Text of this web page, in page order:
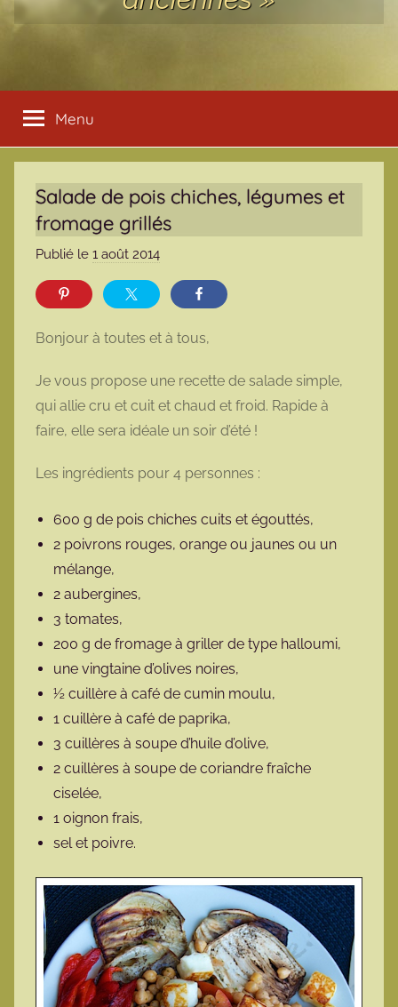
Menu
Salade de pois chiches, légumes et
fromage grillés
Publié le 1 août 2014
a
o
t
Bonjour à toutes et à tous,
Je vous propose une recette de salade simple,
qui allie cru et cuit et chaud et froid. Rapide à
faire, elle sera idéale un soir d’été !
Les ingrédients pour 4 personnes :
600 g de pois chiches cuits et égouttés,
2 poivrons rouges, orange ou jaunes ou un
mélange,
2 aubergines,
3 tomates,
200 g de fromage à griller de type halloumi,
une vingtaine d’olives noires,
½ cuillère à café de cumin moulu,
1 cuillère à café de paprika,
3 cuillères à soupe d’huile d’olive,
2 cuillères à soupe de coriandre fraîche
ciselée,
1 oignon frais,
sel et poivre.